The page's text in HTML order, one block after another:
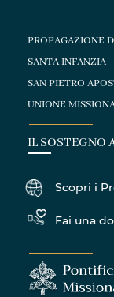
PROPAGAZIONE
SANTA INFANZIA
SAN PIETRO
UNIONE
IL SOSTEGNO
Scopri i
Fai una